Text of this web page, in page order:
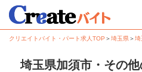
クリエイトバイト・パート求人TOP ＞埼玉県＞埼
埼玉県加須市・その